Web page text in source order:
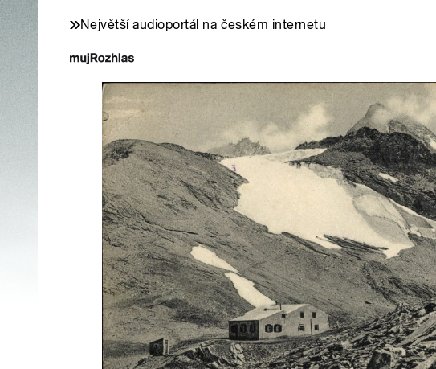
Největší audioportál na českém internetu